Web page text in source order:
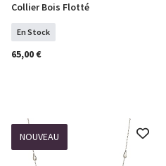
COMMANDER
Collier Bois Flotté
En Stock
65,00 €
NOUVEAU